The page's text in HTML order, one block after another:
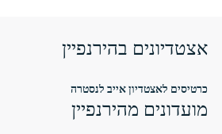
אצטדיונים בהירנפיין
כרטיסים לאצטדיון אייב לנסטרה
מועדונים מהירנפיין